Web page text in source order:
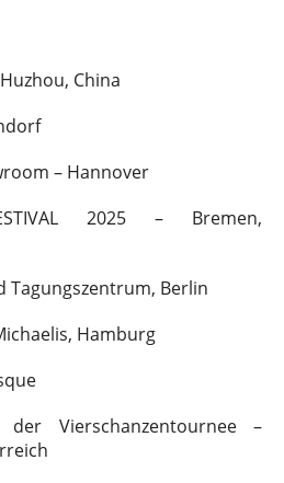
China
– Hannover
2025 – Bremen,
Tagungszentrum, Berlin
Hamburg
der Vierschanzentournee –